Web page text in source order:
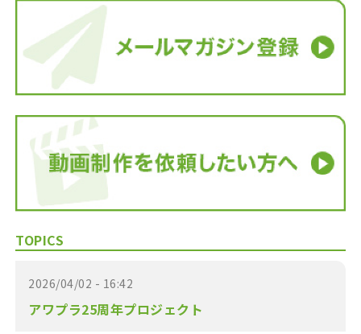
TOPICS
2026/04/02 - 16:42
アワプラ25周年プロジェクト